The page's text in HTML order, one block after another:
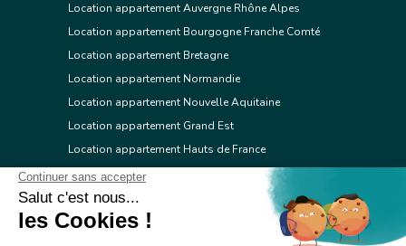
Location appartement Auvergne Rhône Alpes
Location appartement Bourgogne Franche Comté
Location appartement Bretagne
Location appartement Normandie
Location appartement Nouvelle Aquitaine
Location appartement Grand Est
Location appartement Hauts de France
Location appartement Ile de France
Location appartement Centre Val de Loire
Location appartement Occitanie